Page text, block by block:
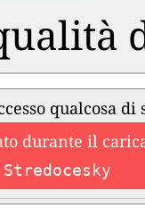
qualcosa di
durante il